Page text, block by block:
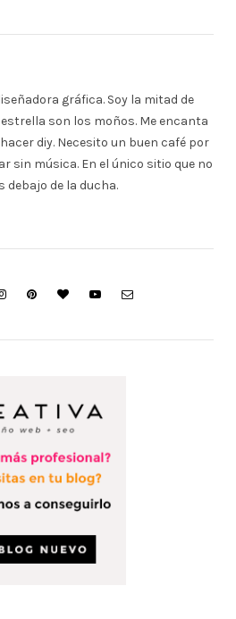
gráfica. Soy la mitad de
son los moños. Me encanta
diy. Necesito un buen café por
sin música. En el único sitio que no
debajo de la ducha.